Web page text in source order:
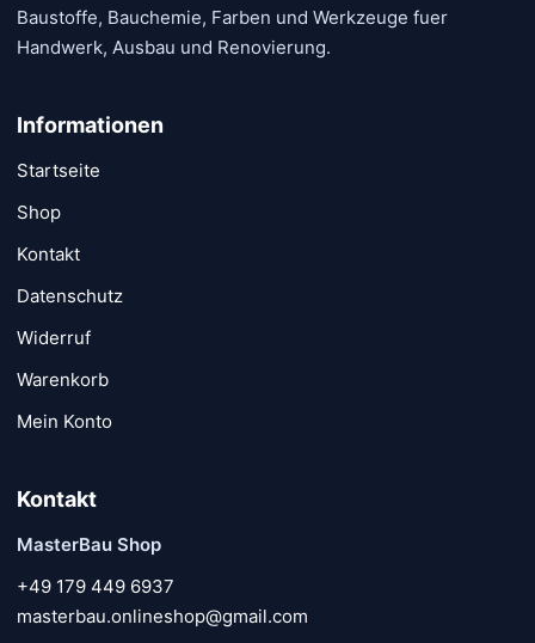
Baustoffe, Bauchemie, Farben und Werkzeuge fuer
Handwerk, Ausbau und Renovierung.
Informationen
Startseite
Shop
Kontakt
Datenschutz
Widerruf
Warenkorb
Mein Konto
Kontakt
MasterBau Shop
+49 179 449 6937
masterbau.onlineshop@gmail.com